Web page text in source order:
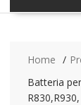
Home
Batteria
R830,R930,